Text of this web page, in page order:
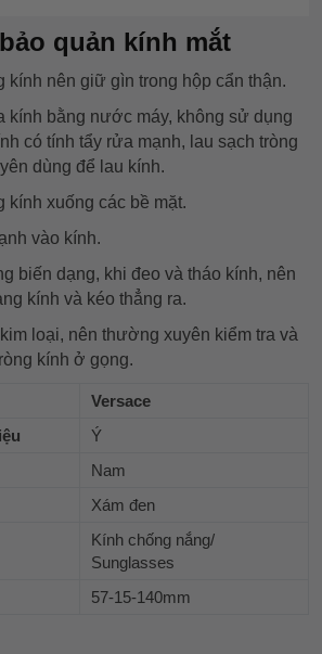
quản kính mắt
kính nên giữ gìn trong hộp cẩn thận.
kính bằng nước máy, không sử dụng
có tính tẩy rửa mạnh, lau sạch tròng
dùng để lau kính.
kính xuống các bề mặt.
vào kính.
biến dạng, khi đeo và tháo kính, nên
kính và kéo thẳng ra.
loại, nên thường xuyên kiểm tra và
kính ở gọng.
Versace
Ý
Nam
Xám đen
Kính chống nắng/
Sunglasses
57-15-140mm